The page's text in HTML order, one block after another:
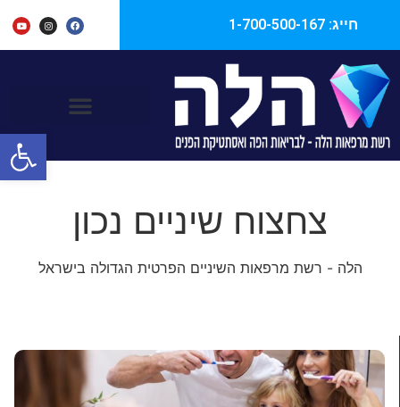
פתח
חייג: 1-700-500-167
ראשי רפואה משמרת צחצוח שיניים נכון
צחצוח שיניים נכון
הלה - רשת מרפאות השיניים הפרטית הגדולה בישראל